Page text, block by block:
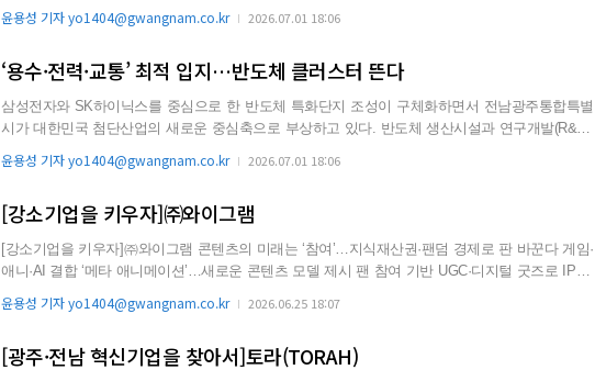
윤용성 기자 yo1404@gwangnam.co.kr 2026.07.01 18:06
‘용수·전력·교통’ 최적 입지…반도체 클러스터 뜬다
삼성전자와 SK하이닉스를 중심으로 한 반도체 특화단지 조성이 구체화하면서 전남광주통합특별
시가 대한민국 첨단산업의 새로운 중심축으로 부상하고 있다. 반도체 생산시설과 연구개발(R&D),
윤용성 기자 yo1404@gwangnam.co.kr 2026.07.01 18:06
[강소기업을 키우자]㈜와이그램
[강소기업을 키우자]㈜와이그램 콘텐츠의 미래는 ‘참여’…지식재산권·팬덤 경제로 판 바꾼다 게임·
애니·AI 결합 ‘메타 애니메이션’…새로운 콘텐츠 모델 제시 팬 참여 기반 UGC·디지털 굿즈로 IP 가
윤용성 기자 yo1404@gwangnam.co.kr 2026.06.25 18:07
[광주·전남 혁신기업을 찾아서]토라(TORAH)